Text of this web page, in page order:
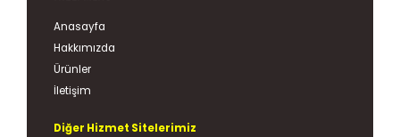
Anasayfa
Hakkımızda
Ürünler
İletişim
Diğer Hizmet Sitelerimiz